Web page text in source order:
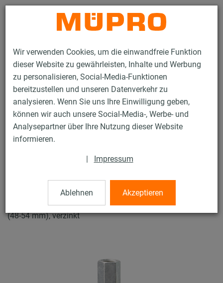
Wir verwenden Cookies, um die einwandfreie Funktion
dieser Website zu gewährleisten, Inhalte und Werbung
zu personalisieren, Social-Media-Funktionen
bereitzustellen und unseren Datenverkehr zu
analysieren. Wenn Sie uns Ihre Einwilligung geben,
können wir auch unsere Social-Media-, Werbe- und
Analysepartner über Ihre Nutzung dieser Website
informieren.
| Impressum
Ablehnen Akzeptieren
Kontakt
Produkte Befestigungstechnik
Schallschutz
Rohrschellen mit Schalldämmung
Schraubrohrschellen
Schraubrohrschellen
Schraubrohrschelle DÄMMGULAST® blau, M8/M10, 1.1/2"
(48-54 mm), verzinkt